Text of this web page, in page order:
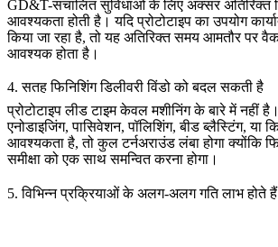
GD&T-संचालित सुविधाओं के लिए अक्सर अतिरिक्त
आवश्यकता होती है। यदि प्रोटोटाइप का उपयोग
किया जा रहा है, तो यह अतिरिक्त समय आमतौर पर
आवश्यक होता है।
4. सतह फिनिशिंग डिलीवरी विंडो को बदल सकती है
प्रोटोटाइप लीड टाइम केवल मशीनिंग के बारे में नहीं
एनोडाइजिंग, पासिवेशन, पॉलिशिंग, बीड ब्लैस्टिंग, या
आवश्यकता है, तो कुल टर्नअराउंड लंबा होगा क्योंकि
समीक्षा को एक साथ समन्वित करना होगा।
5. विभिन्न प्रक्रियाओं के अलग-अलग गति लाभ होते हैं